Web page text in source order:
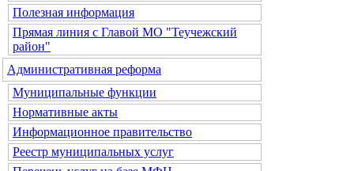
Полезная информация
Прямая линия с Главой МО "Теучежский
район"
Административная реформа
Муниципальные функции
Нормативные акты
Информационное правительство
Реестр муниципальных услуг